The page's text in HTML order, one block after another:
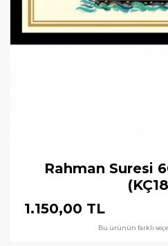
Rahman Suresi
1.150,00 TL
Bu ürünün farklı